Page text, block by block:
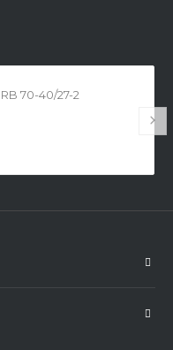
70-40/27-2